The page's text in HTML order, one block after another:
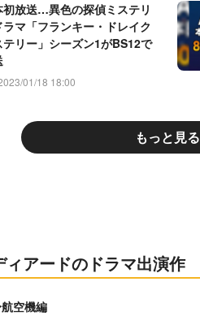
初放送…異色の探偵ミステリ
ラマ「フランキー・ドレイク
テリー」シーズン1がBS12で
01/18 18:00
もっと見る
ィアードのドラマ出演作
空機編